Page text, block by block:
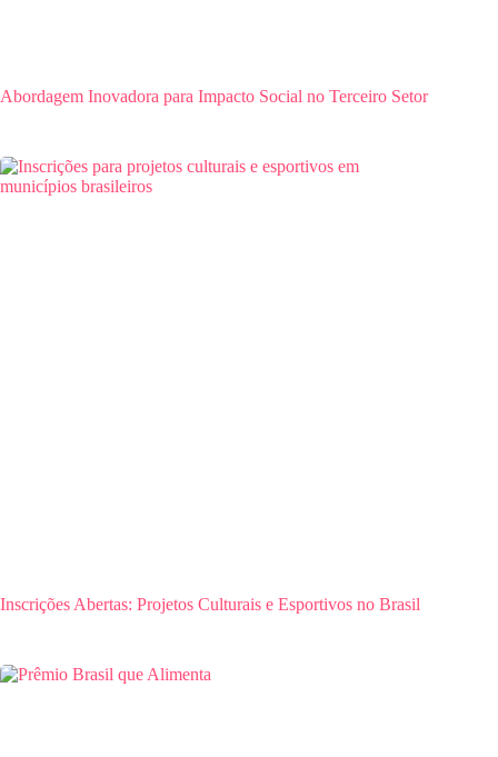
Abordagem Inovadora para Impacto Social no Terceiro Setor
Inscrições Abertas: Projetos Culturais e Esportivos no Brasil